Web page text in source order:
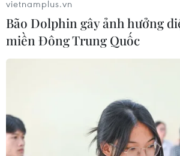
vietnamplus.vn
Bão Dolphin gây ảnh hưởng
miền Đông Trung Quốc